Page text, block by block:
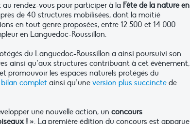
rendez-vous pour participer à la Fête de la nature en
de 40 structures mobilisées, dont la moitié
en tout genre proposées, entre 12 500 et 14 000
en Languedoc-Roussillon.
du Languedoc-Roussillon a ainsi poursuivi son
ainsi qu’aux structures contribuant à cet évènement,
promouvoir les espaces naturels protégés du
bilan complet ainsi qu’une version plus succincte de
une nouvelle action, un concours
! ». La première édition du concours est apparue